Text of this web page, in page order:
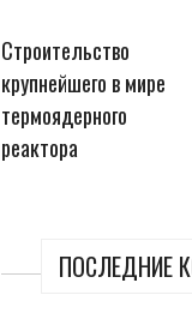
Строительство
крупнейшего в мире
термоядерного
реактора
ПОСЛЕДНИЕ